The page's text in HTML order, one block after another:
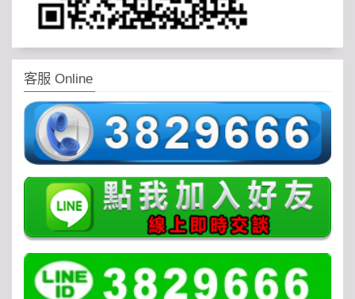
客服 Online